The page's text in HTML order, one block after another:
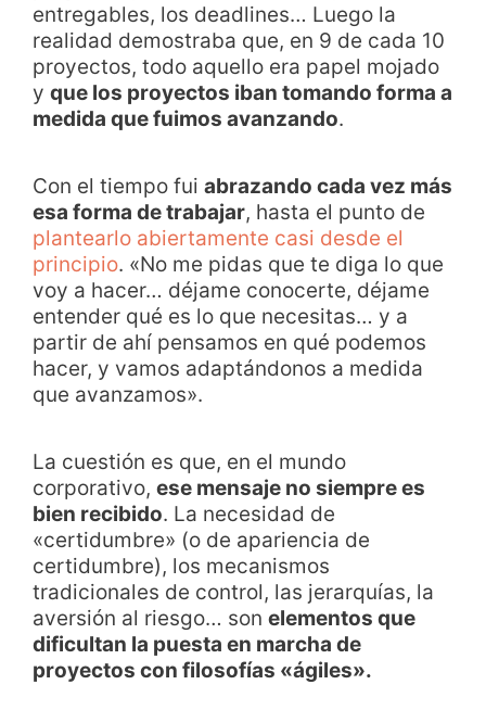
entregables, los deadlines… Luego la
realidad demostraba que, en 9 de cada 10
proyectos, todo aquello era papel mojado
y que los proyectos iban tomando forma a
medida que fuimos avanzando.
Con el tiempo fui abrazando cada vez más
esa forma de trabajar, hasta el punto de
plantearlo abiertamente casi desde el
principio. «No me pidas que te diga lo que
voy a hacer… déjame conocerte, déjame
entender qué es lo que necesitas… y a
partir de ahí pensamos en qué podemos
hacer, y vamos adaptándonos a medida
que avanzamos».
La cuestión es que, en el mundo
corporativo, ese mensaje no siempre es
bien recibido. La necesidad de
«certidumbre» (o de apariencia de
certidumbre), los mecanismos
tradicionales de control, las jerarquías, la
aversión al riesgo… son elementos que
dificultan la puesta en marcha de
proyectos con filosofías «ágiles».